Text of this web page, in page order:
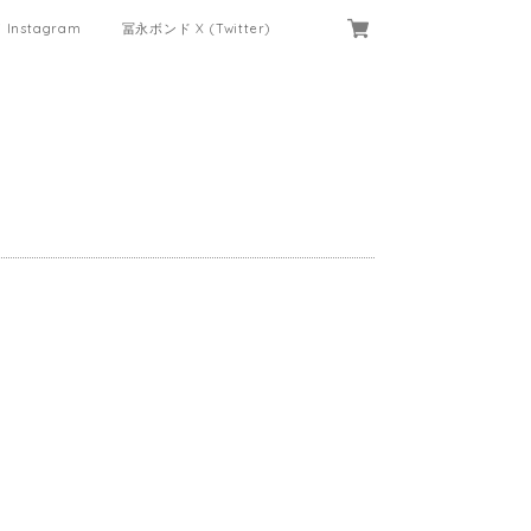
Instagram 冨永ボンド X (Twitter)